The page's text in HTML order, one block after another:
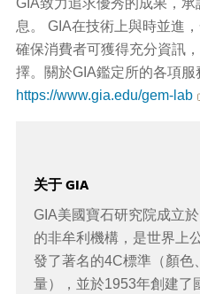
息。 GIA在技術上與時並進
確保消費者可獲得充分資訊
擇。關於GIA鑑定所的各項服
https://www.gia.edu/gem-lab
关于 GIA
GIA美國寶石研究院成立
的非牟利機構，是世界上
發了著名的4C標準（顏色
量），並於1953年創建了